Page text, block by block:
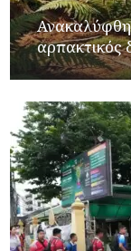
αρπακτικός